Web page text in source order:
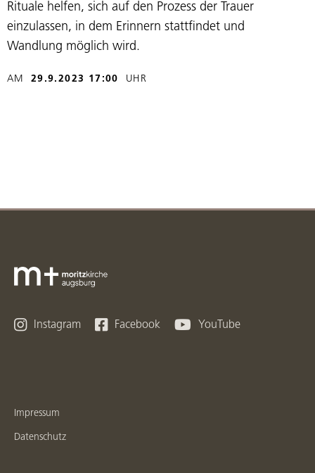
Rituale helfen, sich auf den Prozess der Trauer
einzulassen, in dem Erinnern stattfindet und
Wandlung möglich wird.
AM 29.9.2023 17:00 UHR
 Instagram  Facebook  YouTube
Impressum
Datenschutz